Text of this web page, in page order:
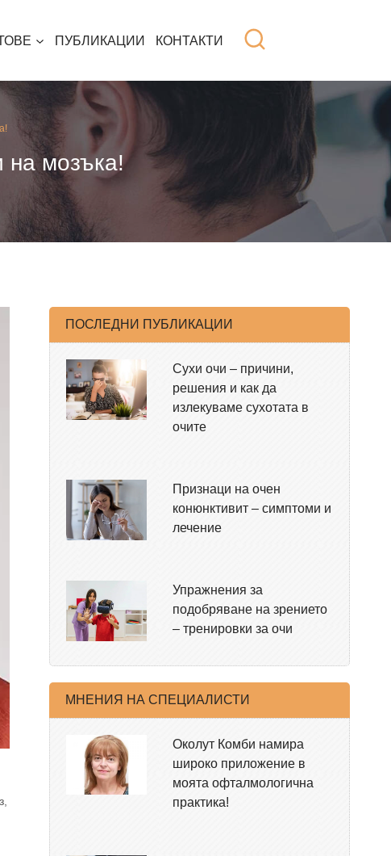
ПУБЛИКАЦИИ КОНТАКТИ
на мозъка!
ПОСЛЕДНИ ПУБЛИКАЦИИ
Сухи очи – причини,
решения и как да
излекуваме сухотата в
очите
Признаци на очен
конюнктивит – симптоми и
лечение
Упражнения за
подобряване на зрението
– тренировки за очи
МНЕНИЯ НА СПЕЦИАЛИСТИ
Околут Комби намира
широко приложение в
моята офталмологична
практика!